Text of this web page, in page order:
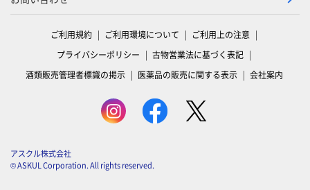
ご利用規約 ご利用環境について
ご利用上の注意
プライバシーポリシー
古物営業法に基づく表記
酒類販売管理者標識の掲示
医薬品の販売に関する表示 会社案内
アスクル株式会社
© ASKUL Corporation. All rights reserved.